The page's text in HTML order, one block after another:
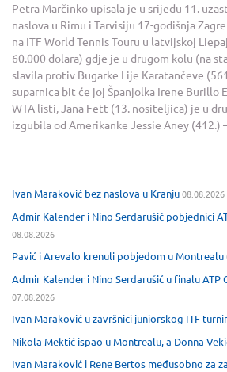
Petra Marčinko upisala je u srijedu 11.
naslova u Rimu i Tarvisiju 17-godišnja
na ITF World Tennis Touru u latvijskoj
60.000 dolara) gdje je u drugom kolu (na
slavila protiv Bugarke Lije Karatančeve
suparnica bit će joj Španjolka Irene Burillo
WTA listi, Jana Fett (13. nositeljica) je u
izgubila od Amerikanke Jessie Aney (412.)
Ivan Maraković bez naslova u Kranju08.08.2026
Admir Kalender i Nino Serdarušić pobjednici
08.08.2026
Pavić i Arevalo krenuli pobjedom u Montrealu
Admir Kalender i Nino Serdarušić u finalu ATP
07.08.2026
Ivan Maraković u završnici juniorskog ITF
Nikola Mektić ispao u Montrealu, a Donna
Ivan Maraković i Rene Bertos međusobno za